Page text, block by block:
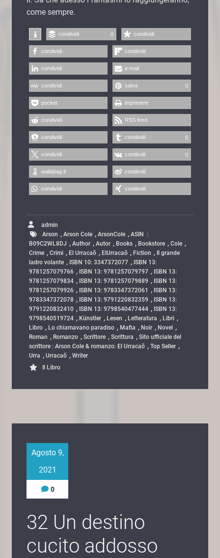
come sempre.
condividi 0 condividi
condividi condividi
condividi e-mail
condividi salva 0
pocket imprimere
condividi RSS feed
condividi condividi 0
condividi condividi 0
wallabag it condividi
condividi condividi
admin
Arson , Arson Cole , ArsonCole , ASIN ‏ : ‎
B09C2WL8DJ , Author , Autor , Books , Bookstore , Cole ,
Crime , Crimi , El Urracaõ , ElUrracaõ , Fiction ,
Il grande
ladro volante , ISBN 10: 3347372077 , ISBN 13:
9781257079766 , ISBN 13: 9781257079797 , ISBN 13:
9781257079834 , ISBN 13: 9781257079889 , ISBN 13:
9781257079926 , ISBN 13: 9783347372061 , ISBN 13:
9783347372078 , ISBN 13: 9791220832359 , ISBN 13:
9791220832410 , ISBN 13: 9798540477444 , ISBN 13:
9798540519724 , Künstler , Lesen , Letteratura , Libri ,
Libro , Lo chiamavano paradiso , Mafia , Noir , Novel ,
Roman , Romanzo , Scrittore , Scrittura , Sito ufficiale del
scrittore : Arson Cole & romanzo: El Urracaõ , Top Seller ,
Urra , Urracaõ , Writer
Il Libro
Agosto 9,
2021
0
32 Un destino
cucito addosso